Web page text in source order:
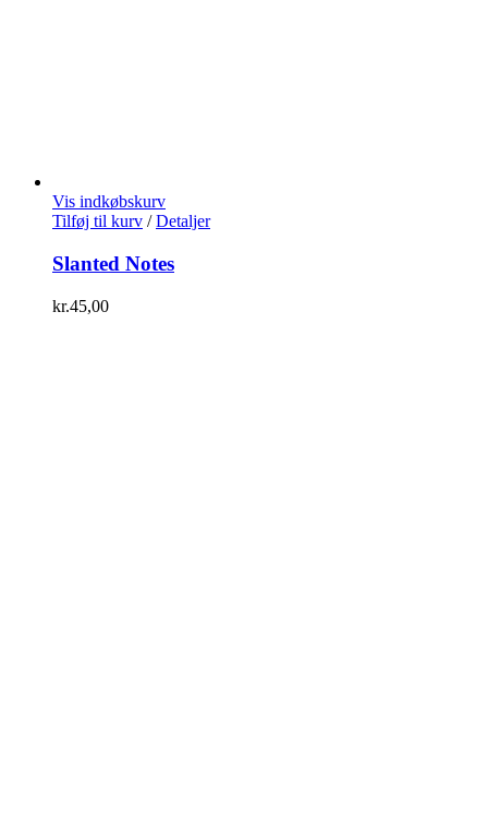
Vis indkøbskurv
Tilføj til kurv / Detaljer
Slanted Notes
kr.45,00